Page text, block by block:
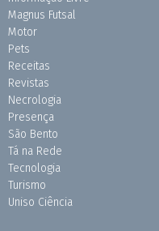
Magnus Futsal
Motor
Pets
Receitas
Revistas
Necrologia
Presença
São Bento
Tá na Rede
Tecnologia
Turismo
Uniso Ciência